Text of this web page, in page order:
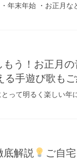
年末年始 ・お正月
う！お正月
る手遊び歌も
って明るく楽しい年
底解説
ご自